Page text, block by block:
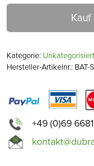
Kauf
Kategorie: Unkategorisiert
Hersteller-Artikelnr.: BAT-
+49 (0)69